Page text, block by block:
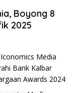
Boyong 8
2025